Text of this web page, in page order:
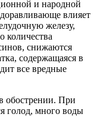
и народной
влияет
железу,
количества
снижаются
содержащаяся в
все вредные
обострении. При
голод, много воды